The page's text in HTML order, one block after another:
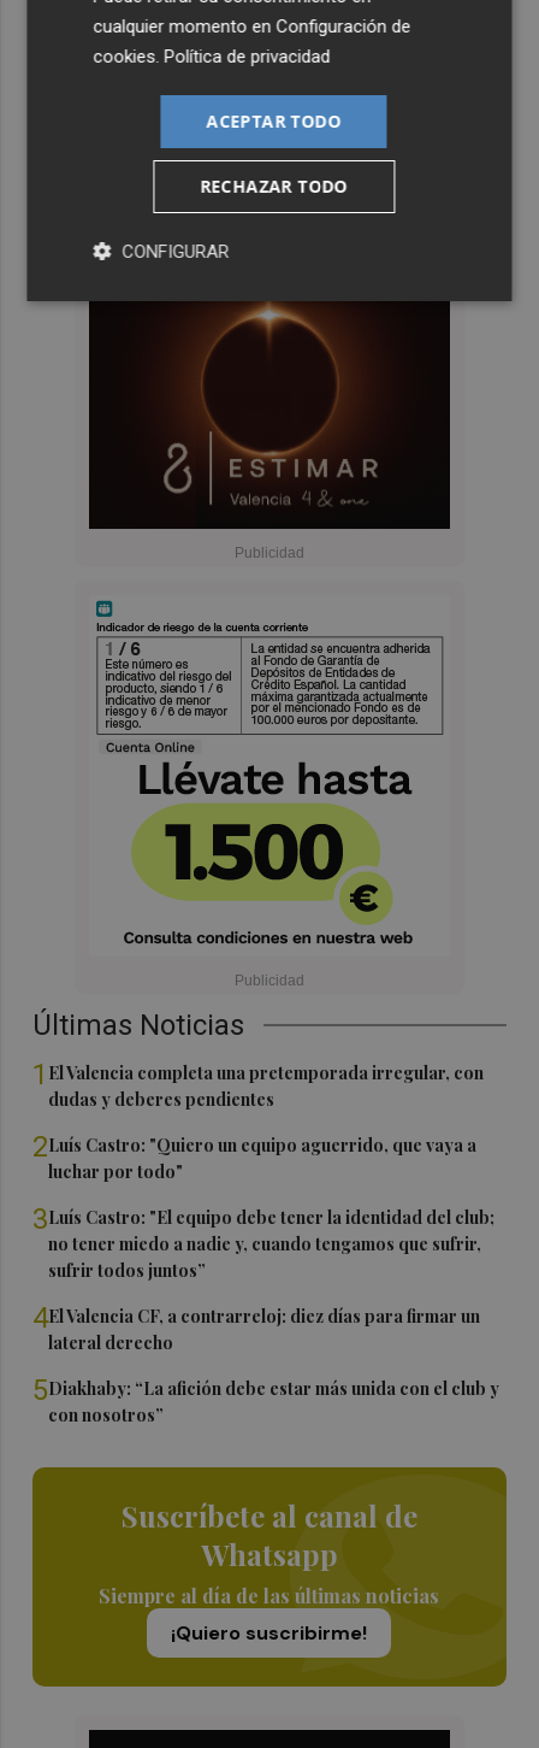
Últimas Noticias
1 El Valencia completa una pretemporada irregular, con
dudas y deberes pendientes
2Luís Castro: "Quiero un equipo aguerrido, que vaya a
luchar por todo"
3Luís Castro: "El equipo debe tener la identidad del club;
no tener miedo a nadie y, cuando tengamos que sufrir,
sufrir todos juntos”
4El Valencia CF, a contrarreloj: diez días para firmar un
lateral derecho
5Diakhaby: “La afición debe estar más unida con el club y
con nosotros”
Suscríbete al canal de
Whatsapp
Siempre al día de las últimas noticias
¡Quiero suscribirme!
cualquier momento enConfiguración de
cookies.Política de privacidad
ACEPTAR TODO
RECHAZAR TODO
CONFIGURAR